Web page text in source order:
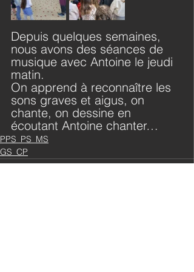
Depuis quelques semaines,
nous avons des séances de
musique avec Antoine le jeudi
matin.
On apprend à reconnaître les
sons graves et aigus, on
chante, on dessine en
écoutant Antoine chanter…
PPS_PS_MS
GS_CP